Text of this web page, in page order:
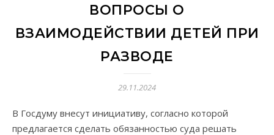
ВОПРОСЫ О
ВЗАИМОДЕЙСТВИИ ДЕТЕЙ ПРИ
РАЗВОДЕ
29.11.2024
В Госдуму внесут инициативу, согласно которой
предлагается сделать обязанностью суда решать